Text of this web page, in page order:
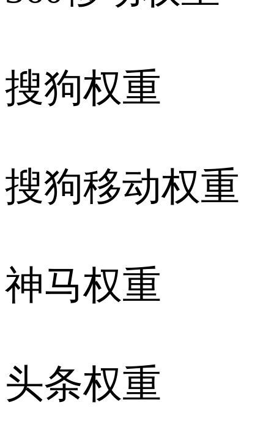
搜狗权重
搜狗移动权重
神马权重
头条权重